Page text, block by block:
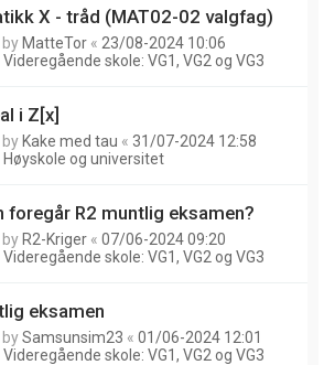
X - tråd (MAT02-02 valgfag)
by MatteTor « 23/08-2024 10:06
Videregående skole: VG1, VG2 og VG3
i Z[x]
by Kake med tau « 31/07-2024 12:58
Høyskole og universitet
foregår R2 muntlig eksamen?
by R2-Kriger « 07/06-2024 09:20
Videregående skole: VG1, VG2 og VG3
eksamen
bySamsunsim23 « 01/06-2024 12:01
Videregående skole: VG1, VG2 og VG3